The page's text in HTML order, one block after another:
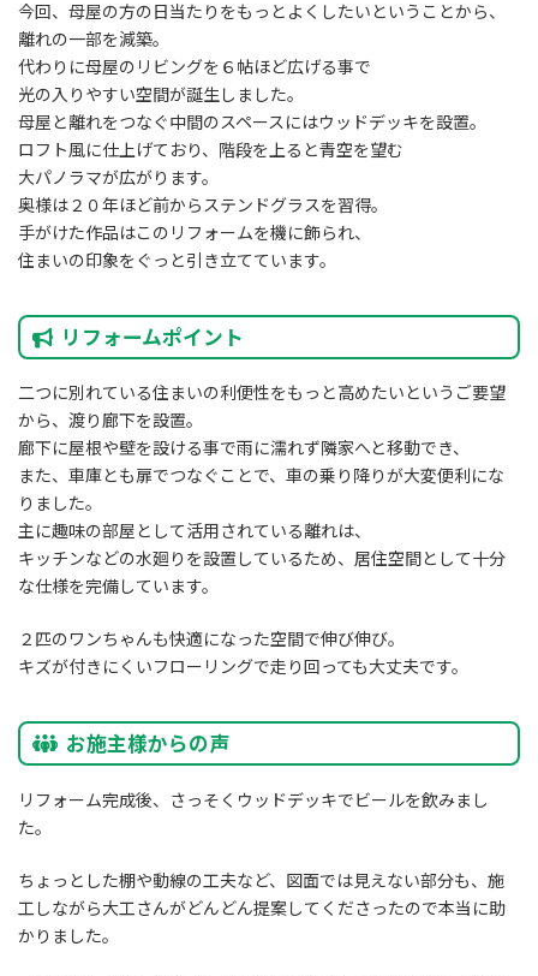
今回、母屋の方の日当たりをもっとよくしたいということから、
離れの一部を減築。
代わりに母屋のリビングを６帖ほど広げる事で
光の入りやすい空間が誕生しました。
母屋と離れをつなぐ中間のスペースにはウッドデッキを設置。
ロフト風に仕上げており、階段を上ると青空を望む
大パノラマが広がります。
奥様は２０年ほど前からステンドグラスを習得。
手がけた作品はこのリフォームを機に飾られ、
住まいの印象をぐっと引き立てています。
リフォームポイント
二つに別れている住まいの利便性をもっと高めたいというご要望
から、渡り廊下を設置。
廊下に屋根や壁を設ける事で雨に濡れず隣家へと移動でき、
また、車庫とも扉でつなぐことで、車の乗り降りが大変便利にな
りました。
主に趣味の部屋として活用されている離れは、
キッチンなどの水廻りを設置しているため、居住空間として十分
な仕様を完備しています。
２匹のワンちゃんも快適になった空間で伸び伸び。
キズが付きにくいフローリングで走り回っても大丈夫です。
お施主様からの声
リフォーム完成後、さっそくウッドデッキでビールを飲みまし
た。
ちょっとした棚や動線の工夫など、図面では見えない部分も、施
工しながら大工さんがどんどん提案してくださったので本当に助
かりました。